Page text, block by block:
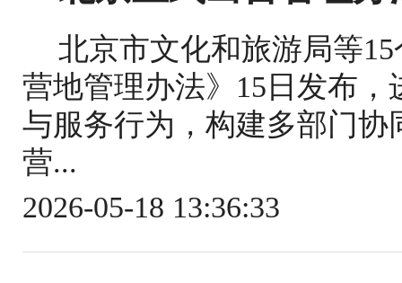
北京市文化和旅游局等
营地管理办法》15日发布
与服务行为，构建多部门
营...
2026-05-18 13:36:33